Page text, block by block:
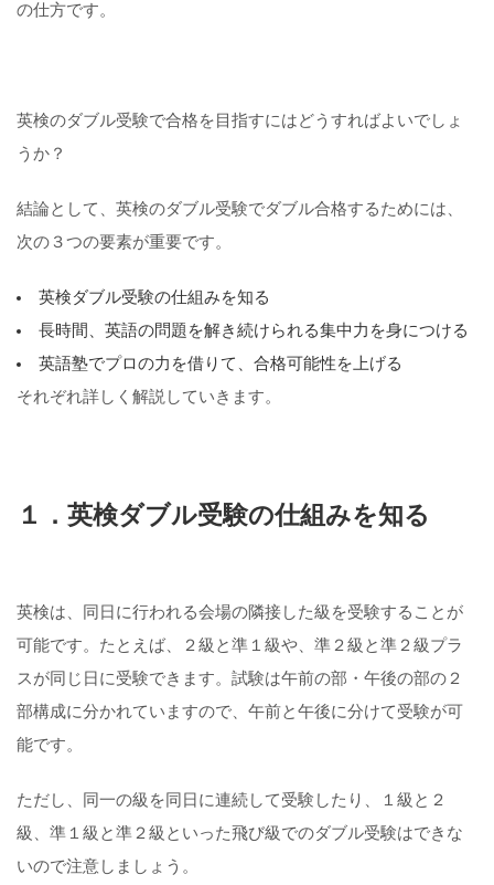
の仕方です。
英検のダブル受験で合格を目指すにはどうすればよいでしょ
うか？
結論として、英検のダブル受験でダブル合格するためには、
次の３つの要素が重要です。
英検ダブル受験の仕組みを知る
長時間、英語の問題を解き続けられる集中力を身につける
英語塾でプロの力を借りて、合格可能性を上げる
それぞれ詳しく解説していきます。
１．英検ダブル受験の仕組みを知る
英検は、同日に行われる会場の隣接した級を受験することが
可能です。たとえば、２級と準１級や、準２級と準２級プラ
スが同じ日に受験できます。試験は午前の部・午後の部の２
部構成に分かれていますので、午前と午後に分けて受験が可
能です。
ただし、同一の級を同日に連続して受験したり、１級と２
級、準１級と準２級といった飛び級でのダブル受験はできな
いので注意しましょう。